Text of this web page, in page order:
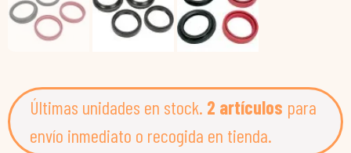
Últimas unidades en stock. 2 artículos para
envío inmediato o recogida en tienda.